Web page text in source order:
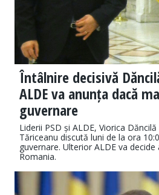
Întâlnire decisivă
ALDE va anunța dacă
guvernare
Liderii PSD și ALDE, Viorica
Tăriceanu discută luni de la ora
guvernare. Ulterior ALDE va
Romania.